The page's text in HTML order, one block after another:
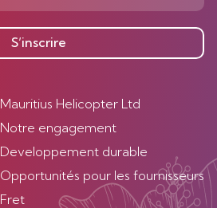
S’inscrire
Mauritius Helicopter Ltd
Notre engagement
Developpement durable
Opportunités pour les fournisseurs
Fret